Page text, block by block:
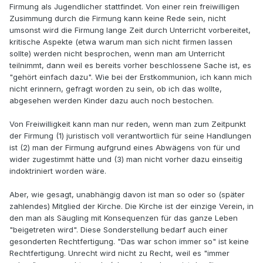
Firmung als Jugendlicher stattfindet. Von einer rein freiwilligen
Zusimmung durch die Firmung kann keine Rede sein, nicht
umsonst wird die Firmung lange Zeit durch Unterricht vorbereitet,
kritische Aspekte (etwa warum man sich nicht firmen lassen
sollte) werden nicht besprochen, wenn man am Unterricht
teilnimmt, dann weil es bereits vorher beschlossene Sache ist, es
"gehört einfach dazu". Wie bei der Erstkommunion, ich kann mich
nicht erinnern, gefragt worden zu sein, ob ich das wollte,
abgesehen werden Kinder dazu auch noch bestochen.
Von Freiwilligkeit kann man nur reden, wenn man zum Zeitpunkt
der Firmung (1) juristisch voll verantwortlich für seine Handlungen
ist (2) man der Firmung aufgrund eines Abwägens von für und
wider zugestimmt hätte und (3) man nicht vorher dazu einseitig
indoktriniert worden wäre.
Aber, wie gesagt, unabhängig davon ist man so oder so (später
zahlendes) Mitglied der Kirche. Die Kirche ist der einzige Verein, in
den man als Säugling mit Konsequenzen für das ganze Leben
"beigetreten wird". Diese Sonderstellung bedarf auch einer
gesonderten Rechtfertigung. "Das war schon immer so" ist keine
Rechtfertigung. Unrecht wird nicht zu Recht, weil es "immer